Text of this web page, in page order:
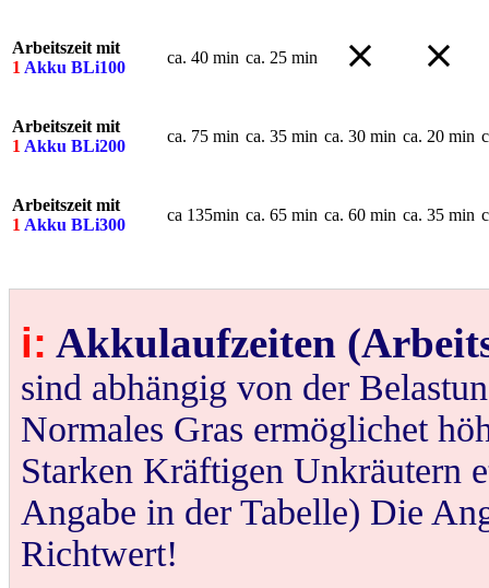
Arbeitszeit mit
1Akku BLi100
ca. 40 min ca. 25 min
Arbeitszeit mit
1Akku BLi200
ca. 75 min ca. 35 min ca. 30 min ca. 20 min
Arbeitszeit mit
1Akku BLi300
ca 135min ca. 65 min ca. 60 min ca. 35 min
i: Akkulaufzeiten
sind abhängig von der
Normales Gras ermöglichet
Starken Kräftigen Unkräutern
Angabe in der Tabelle) Die
Richtwert!